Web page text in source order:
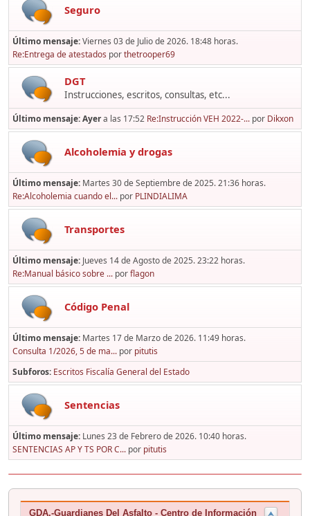
Seguro
Último mensaje:Viernes 03 de Julio de 2026. 18:48 horas.
Re:Entrega de atestados porthetrooper69
DGT
Instrucciones, escritos, consultas, etc...
Último mensaje:Ayera las 17:52 Re:Instrucción VEH 2022-... por Dikxon
Alcoholemia y drogas
Último mensaje: Martes 30 de Septiembre de 2025. 21:36 horas.
Re:Alcoholemia cuando el... por PLINDIALIMA
Transportes
Último mensaje: Jueves 14 de Agosto de 2025. 23:22 horas.
Re:Manual básico sobre ... porflagon
Código Penal
Último mensaje: Martes 17 de Marzo de 2026. 11:49 horas.
Consulta 1/2026, 5 de ma... por pitutis
Subforos Escritos Fiscalía General del Estado
Sentencias
Último mensaje: Lunes 23 de Febrero de 2026. 10:40 horas.
SENTENCIAS AP Y TS POR C... por pitutis
GDA.-Guardianes Del Asfalto - Centro de Información